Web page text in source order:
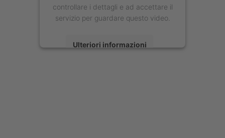
controllare i dettagli e ad accettare il
servizio per guardare questo video.
Ulteriori informazioni